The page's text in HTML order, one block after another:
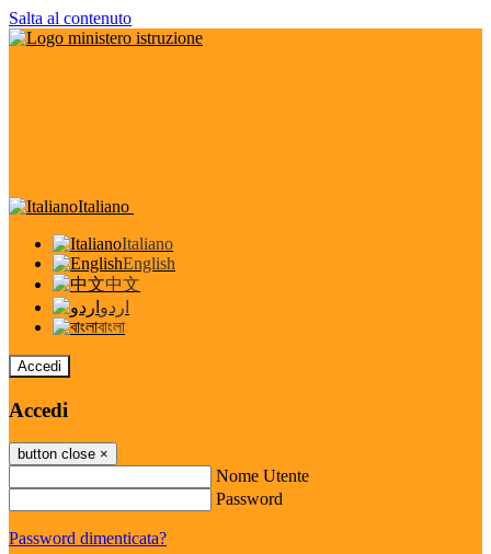
Salta al contenuto
Italiano
Italiano
English
中文
اردو
বাংলা
Accedi
Accedi
button close ×
Nome Utente
Password
Password dimenticata?